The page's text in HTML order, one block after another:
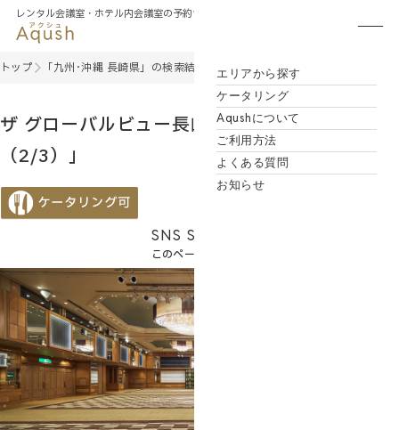
レンタル会議室・ ホテル内会議室の予約サイト
エリアから探す
ケータリング
Aqushについて
ご利用方法
よくある質問
お知らせ
トップ 「九州･沖縄 長崎県」の検索結果 ザ グローバルビュー長崎「プレミ
ザ グローバルビュー長崎「プレミアホール
（2/3）」
SNS SHARE
このページをシェアする